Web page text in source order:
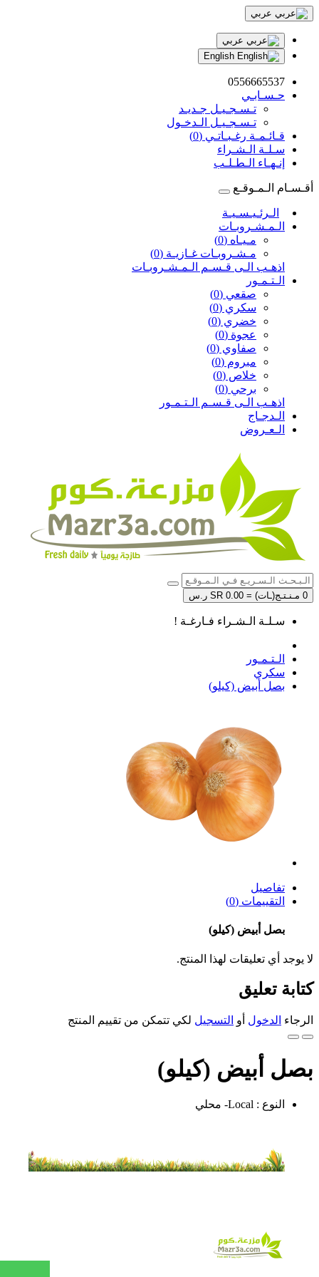
عربي
عربي
0556665537
حـسـابـي
تـسـجـيـل جـديـد
تـسـجـيـل الـدخـول
قـائـمـة رغـبـاتـي (0)
سـلـة الـشـراء
إنـهـاء الـطـلـب
أقـسـام الـمـوقـع
الـرئـيـسـيـة
الـمـشـروبـات
مـيـاه (0)
مـشـروبـات غـازيـة (0)
اذهـب الـى قـسـم الـمـشـروبـات
الـتـمـور
صقعي (0)
سكري (0)
خضري (0)
عجوة (0)
صفاوي (0)
مبروم (0)
خلاص (0)
برحي (0)
اذهـب الـى قـسـم الـتـمـور
الـدجـاج
الـعـروض
0 مـنـتـج(ـات) = SR 0.00 ر.س
سـلـة الـشـراء فـارغـة !
الـتـمـور
سكري
بصل أبيض (كيلو)
تفاصيل
التقييمات (0)
بصل أبيض (كيلو)
لا يوجد أي تعليقات لهذا المنتج.
كتابة تعليق
الرجاء الدخول أو التسجيل لكي تتمكن من تقييم المنتج
بصل أبيض (كيلو)
النوع : Local- محلي